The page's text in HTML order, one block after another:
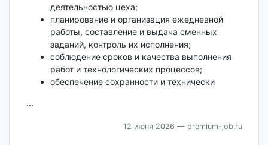
деятельностью цеха;
планирование и организация ежедневной
работы, составление и выдача сменных
заданий, контроль их исполнения;
соблюдение сроков и качества выполнения
работ и технологических процессов;
обеспечение сохранности и технически
...
12 июня 2026 — premium-job.ru